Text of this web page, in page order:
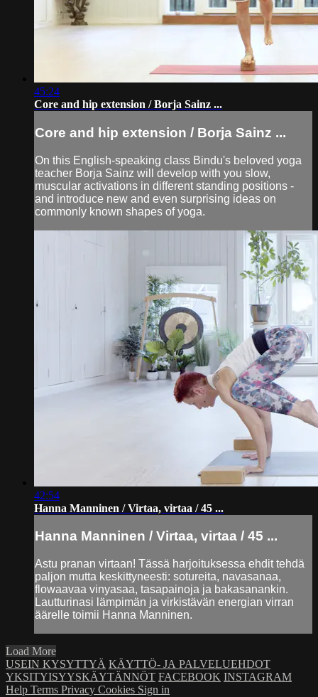
45:24
Core and hip extension / Borja Sainz ...
Core and hip extension / Borja Sainz ...
On this English-speaking class Bindu's beloved yoga
teacher Borja Sainz will develop with you slow,
muscular activations in different standing positions -
and introduce new and even surprising ideas on
commonly known shapes of yoga.
42:54
Hanna Manninen / Virtaa, virtaa / 45 ...
Hanna Manninen / Virtaa, virtaa / 45 ...
Astu pranan virtaan! Tässä harjoituksessa ehdit tehdä
paljon mutta keskittyneesti: sotureita, navasanaa,
flowaavaa vinyasaa, tasapainoja ja bakasanankin.
Lautturinasi lämpimän ja virkistävän energian virran
äärelle toimii Hanna Manninen.
Load More
USEIN KYSYTTYÄ KÄYTTÖ- JA PALVELUEHDOT
YKSITYISYYSKÄYTÄNNÖT FACEBOOK INSTAGRAM
Help Terms Privacy Cookies Sign in